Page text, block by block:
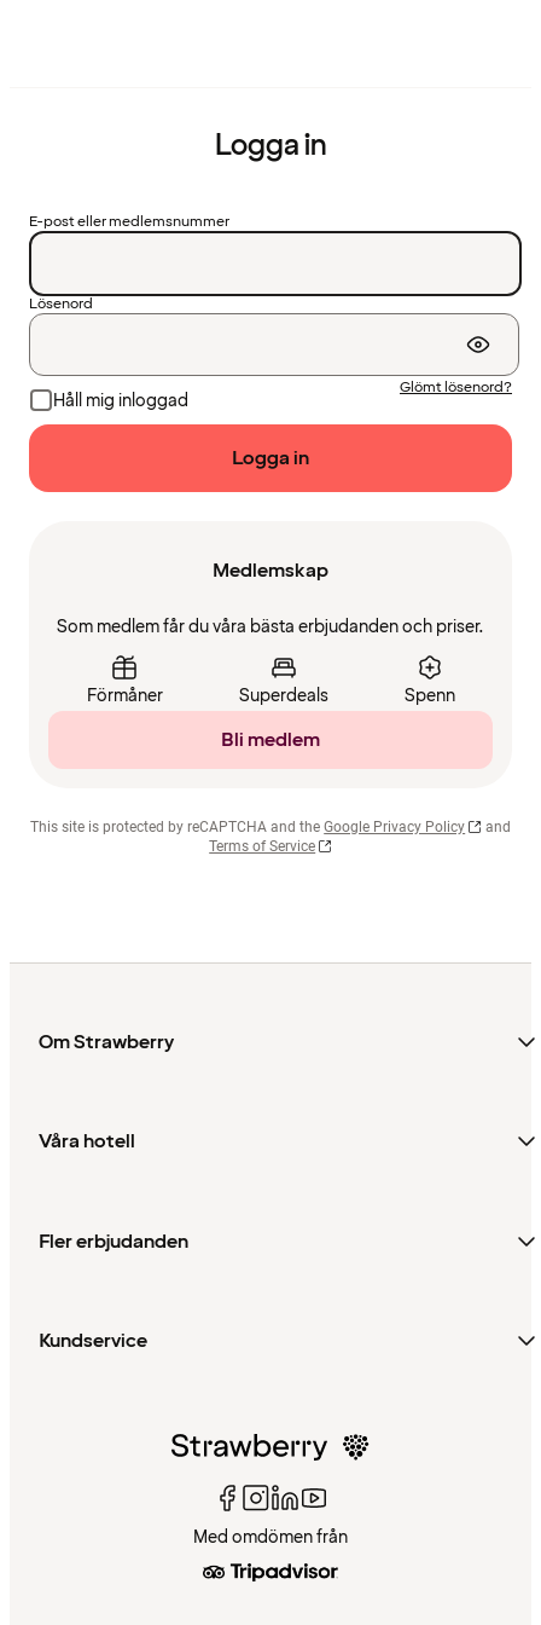
Logga in
E-post eller medlemsnummer
Lösenord
Håll mig inloggad
Glömt lösenord?
Logga in
Medlemskap
Som medlem får du våra bästa erbjudanden och priser.
Förmåner Superdeals Spenn
Bli medlem
This site is protected by reCAPTCHA and the Google Privacy Policy
and
Terms of Service
Om Strawberry
Våra hotell
Fler erbjudanden
Kundservice
Med omdömen från